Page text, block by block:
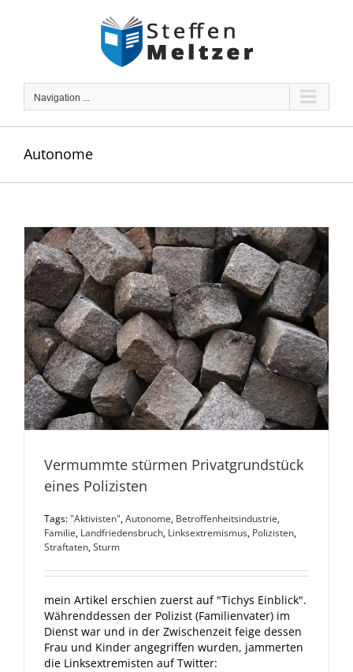
Navigation ...
Autonome
Vermummte stürmen Privatgrundstück
eines Polizisten
Tags:"Aktivisten",Autonome, Betroffenheitsindustrie,
Familie, Landfriedensbruch, Linksextremismus, Polizisten,
Straftaten,Sturm
mein Artikel erschien zuerst auf "Tichys Einblick".
Währenddessen der Polizist (Familienvater) im
Dienst war und in der Zwischenzeit feige dessen
Frau und Kinder angegriffen wurden, jammerten
die Linksextremisten auf Twitter: